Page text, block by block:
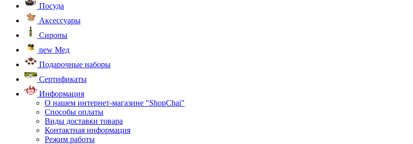
Посуда
Аксессуары
Сиропы
new Мед
Подарочные наборы
Сертификаты
Информация
О нашем интернет-магазине "ShopChai"
Способы оплаты
Виды доставки товара
Контактная информация
Режим работы